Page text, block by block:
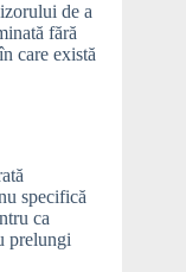
de a
fără
care există
specifică
ca
prelungi